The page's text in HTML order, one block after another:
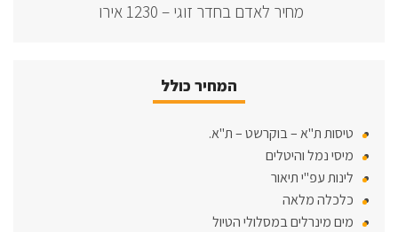
מחיר לאדם בחדר זוגי – 1230 אירו
המחיר כולל
טיסות ת"א – בוקרשט – ת"א.
מיסי נמל והיטלים
לינות עפ"י תיאור
כלכלה מלאה
מים מינרלים במסלולי הטיול